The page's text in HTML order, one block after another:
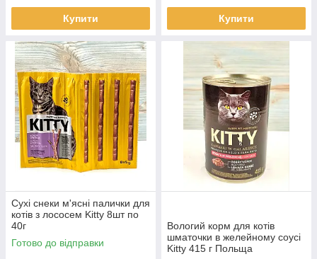
Купити Купити
Сухі снеки м'ясні палички для
котів з лососем Kitty 8шт по
40г
Готово до відправки
Вологий корм для котів
шматочки в желейному соусі
Kitty 415 г Польща